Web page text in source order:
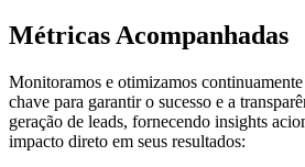
Métricas Acompanhadas
Monitoramos e otimizamos
chave para garantir o sucesso e a
geração de leads, fornecendo insights
impacto direto em seus resultados: